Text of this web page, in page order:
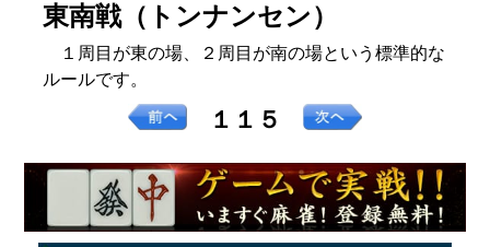
東南戦（トンナンセン）
１周目が東の場、２周目が南の場という標準的な
ルールです。
１１５